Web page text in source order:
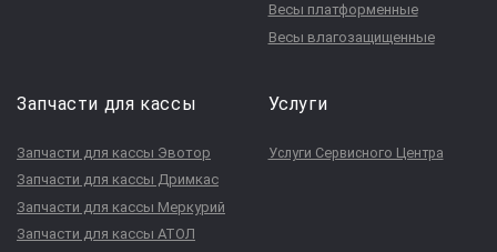
Весы платформенные
Весы влагозащищенные
Запчасти для кассы
Запчасти для кассы Эвотор
Запчасти для кассы Дримкас
Запчасти для кассы Меркурий
Запчасти для кассы АТОЛ
Услуги
Услуги Сервисного Центра